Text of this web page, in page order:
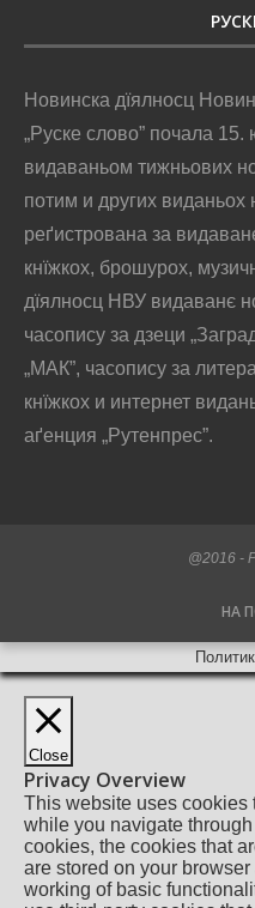
Новинска дїялносц
„Руске слово” почала 15.
видаваньом тижньових
потим и других виданьох
реґистрована за
кнїжкох, брошурох,
дїялносц НВУ видаванє
часопису за дзеци
„МАК”, часопису за
кнїжкох и интернет
аґенция „Рутенпрес”.
@2016 -
НА
Close
Privacy Overview
This website uses cookies
while you navigate
cookies, the cookies that
are stored on your
working of basic